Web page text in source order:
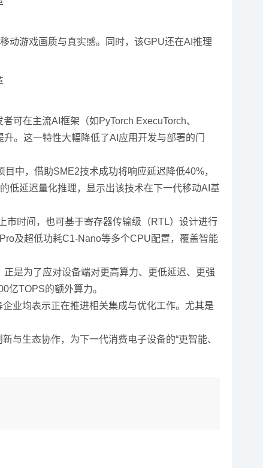
游戏画质与真实感。同时，该GPU还在AI推理
在主流AI框架（如PyTorch ExecuTorch、
。这一特性大幅降低了AI应用开发与部署的门
中，借助SME2技术成功将响应延迟降低40%，
低延迟量化推理，显示出该技术在下一代移动AI基
时间，也可基于寄存器传输级（RTL）设计进行
及超低功耗C1-Nano等多个CPU配置，覆盖智能
是为了应对设备端对更高算力、更低延迟、更强
亿TOPS的额外算力。
业均表示正在推进相关集成与优化工作。尤其是
生态协作，为下一代消费电子设备的“更智能、